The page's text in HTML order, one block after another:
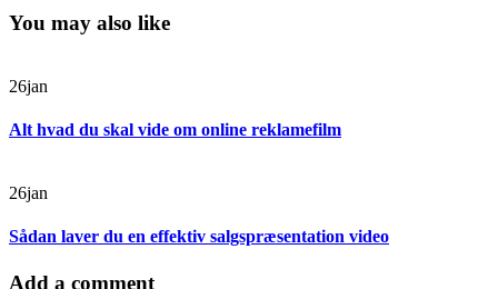
You may also like
26jan
Alt hvad du skal vide om online reklamefilm
26jan
Sådan laver du en effektiv salgspræsentation video
Add a comment